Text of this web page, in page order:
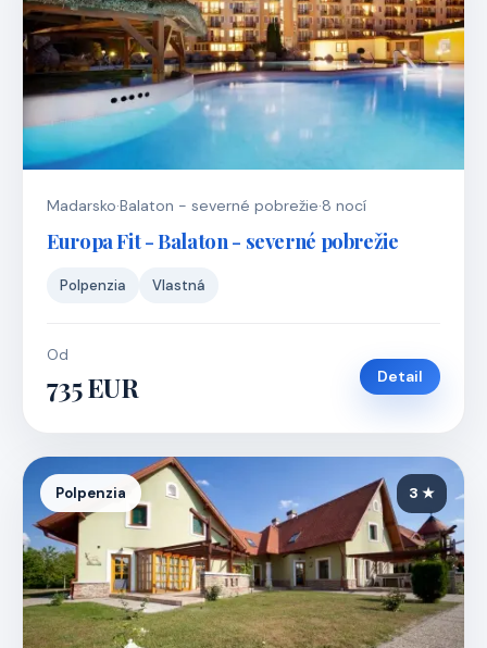
Madarsko·Balaton - severné pobrežie·8 nocí
Europa Fit - Balaton - severné pobrežie
Polpenzia Vlastná
Od
735 EUR Detail
Polpenzia 3 ★